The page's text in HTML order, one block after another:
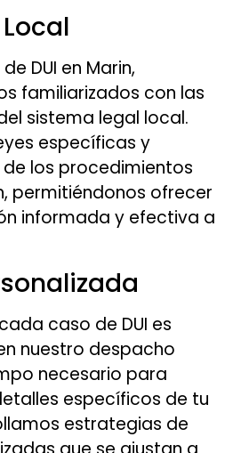
DUI en Marin,
familiarizados con las
sistema legal local.
específicas y
los procedimientos
permitiéndonos ofrecer
informada y efectiva a
caso de DUI es
nuestro despacho
necesario para
específicos de tu
estrategias de